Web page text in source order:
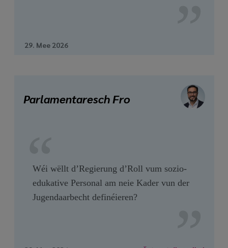
29. Mee 2026
Parlamentaresch Fro
Wéi wëllt d’Regierung d’Roll vum sozio-
edukative Personal am neie Kader vun der
Jugendaarbecht definéieren?